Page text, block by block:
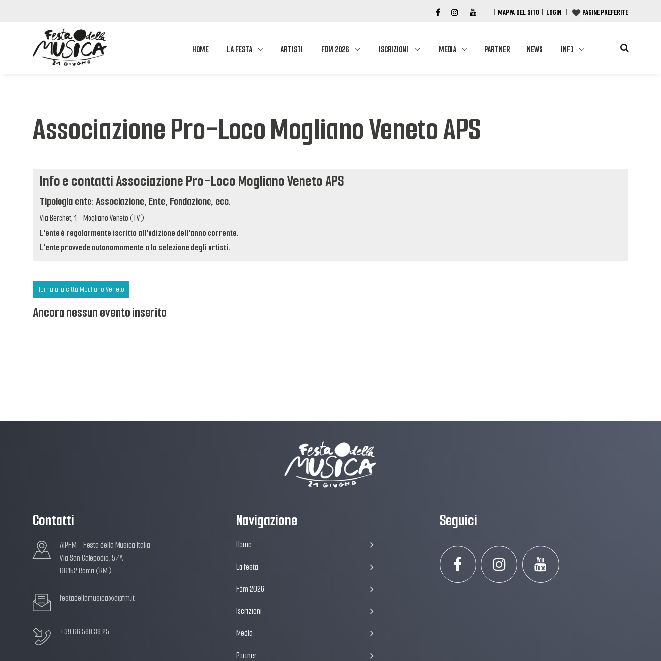
| MAPPA DEL SITO | LOGIN | PAGINE PREFERITE
HOME LA FESTA ARTISTI FDM 2026 ISCRIZIONI MEDIA PARTNER NEWS INFO
Associazione Pro-Loco Mogliano Veneto APS
Info e contatti Associazione Pro-Loco Mogliano Veneto APS
Tipologia ente: Associazione, Ente, Fondazione, ecc.
Via Berchet, 1 - Mogliano Veneto (TV)
L'ente è regolarmente iscritto all'edizione dell'anno corrente.
L'ente provvede autonomamente alla selezione degli artisti.
Torna alla città Mogliano Veneto
Ancora nessun evento inserito
Contatti
AIPFM - Festa della Musica Italia
Via San Calepodio, 5/A
00152 Roma (RM)
festadellamusica@aipfm.it
+39 06 580.38.25
Navigazione
Home
La festa
Fdm 2026
Iscrizioni
Media
Partner
Seguici